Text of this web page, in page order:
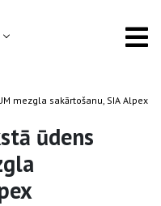
mezgla sakārtošanu, SIA Alpex
ūdens